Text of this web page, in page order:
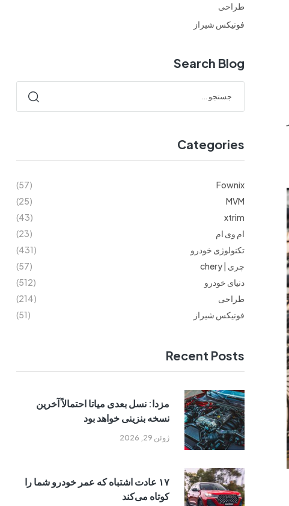
طراحی
فونیکس شیراز
Search Blog
Categories
Fownix
(57)
MVM
(25)
xtrim
(43)
ام وی ام
(23)
تکنولوژی خودرو
(431)
چری | chery
(57)
دنیای خودرو
(512)
طراحی
(214)
فونیکس شیراز
(51)
Recent Posts
ژوئن 29, 2026
مزدا: نسل بعدی میاتا احتمالاً آخرین
نسخه بنزینی خواهد بود
۱۷ عادت اشتباه که عمر خودرو شما را
کوتاه می‌کند